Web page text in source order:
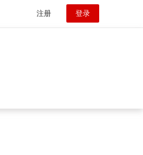
注册 登录